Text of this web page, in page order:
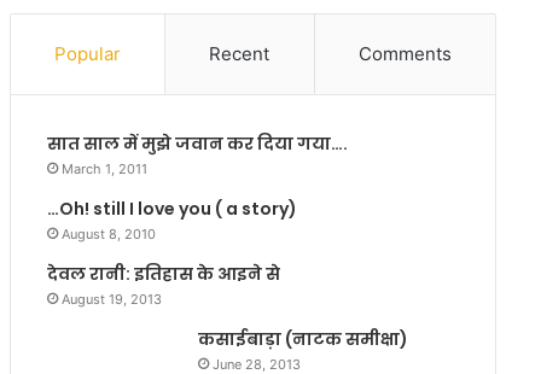
या
ध
दे
शी
रा
ब
ब
रा
…
Popular Recent Comments
सात साल में मुझे जवान कर दिया गया….
March 1, 2011
…Oh! still I love you ( a story)
August 8, 2010
देवल रानी: इतिहास के आइने से
August 19, 2013
कसाईबाड़ा (नाटक समीक्षा)
June 28, 2013